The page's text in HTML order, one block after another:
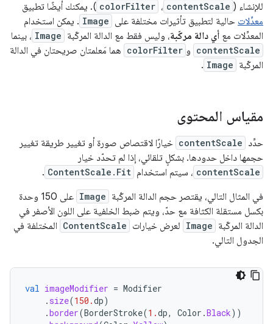
للإنشاء ( contentScale ، colorFilter ). يمكنك أيضًا تطبيق
معدِّلات حالية لتطبيق تأثيرات مختلفة على Image . يمكن استخدام
المعدِّلات مع أي دالة مركّبة، وليس فقط مع الدالة المركّبة Image ، بينما
contentScale و colorFilter هما مَعلمتان صريحتان في الدالة
المركّبة Image
.
مقياس المحتوى
حدِّد contentScale خيارًا لاقتصاص صورة أو تغيير طريقة تغيير
حجمها داخل حدودها. بشكلٍ تلقائي، إذا لم تحدّد خيار
contentScale ، سيتم استخدام ContentScale.Fit
.
في المثال التالي، يقتصر حجم الدالة المركّبة Image
على 150 وحدة
بكسل مستقلة الكثافة مع حدّ، ويتم ضبط الخلفية على اللون الأصفر في
الدالة المركّبة Image لعرض خيارات ContentScale المختلفة في
الجدول التالي.
val imageModifier = Modifier
. size(150.dp)
.border(BorderStroke(1.dp, Color .Black))